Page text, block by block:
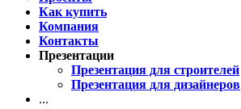
Как купить
Компания
Контакты
Презентации
Презентация для строителей
Презентация для дизайнеров
...